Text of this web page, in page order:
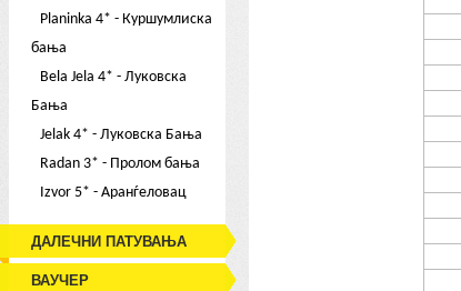
Planinka 4* - Куршумлиска
бања
Bela Jela 4* - Луковска
Бања
Jelak 4* - Луковска Бања
Radan 3* - Пролом бања
Izvor 5* - Аранѓеловац
ДАЛЕЧНИ ПАТУВАЊА
ВАУЧЕР